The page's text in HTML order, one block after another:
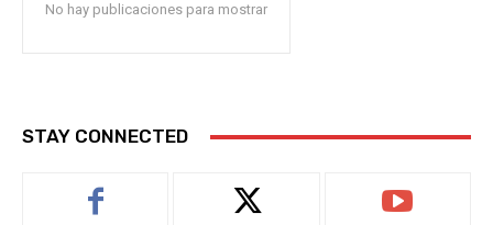
No hay publicaciones para mostrar
STAY CONNECTED